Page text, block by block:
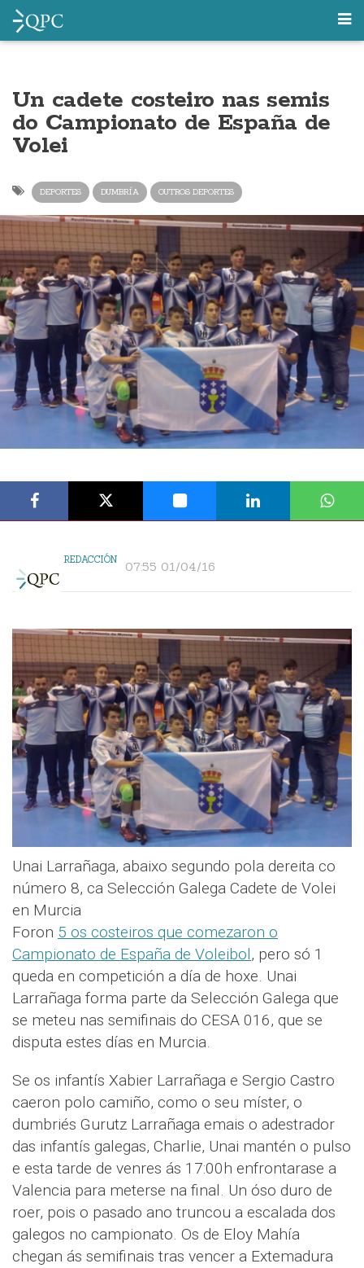
Un cadete costeiro nas semis
do Campionato de España de
Volei
DEPORTES DUMBRÍA OUTROS DEPORTES
REDACCIÓN 07:55 01/04/16
Unai Larrañaga, abaixo segundo pola dereita co
número 8, ca Selección Galega Cadete de Volei
en Murcia
Foron 5 os costeiros que comezaron o
Campionato de España de Voleibol, pero só 1
queda en competición a día de hoxe. Unai
Larrañaga forma parte da Selección Galega que
se meteu nas semifinais do CESA 016, que se
disputa estes días en Murcia.
Se os infantís Xabier Larrañaga e Sergio Castro
caeron polo camiño, como o seu míster, o
dumbriés Gurutz Larrañaga emais o adestrador
das infantís galegas, Charlie, Unai mantén o pulso
e esta tarde de venres ás 17:00h enfrontarase a
Valencia para meterse na final. Un óso duro de
roer, pois o pasado ano truncou a escalada dos
galegos no campionato. Os de Eloy Mahía
chegan ás semifinais tras vencer a Extemadura